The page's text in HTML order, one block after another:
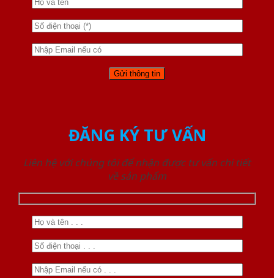
ĐĂNG KÝ TƯ VẤN
Liên hệ với chúng tôi để nhận được tư vấn chi tiết
về sản phẩm